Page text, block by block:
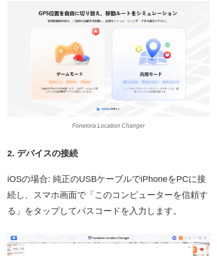
Fonelora Location Changer
2. デバイスの接続
iOSの場合: 純正のUSBケーブルでiPhoneをPCに接
続し、スマホ画面で「このコンピューターを信頼す
る」をタップしてパスコードを入力します。